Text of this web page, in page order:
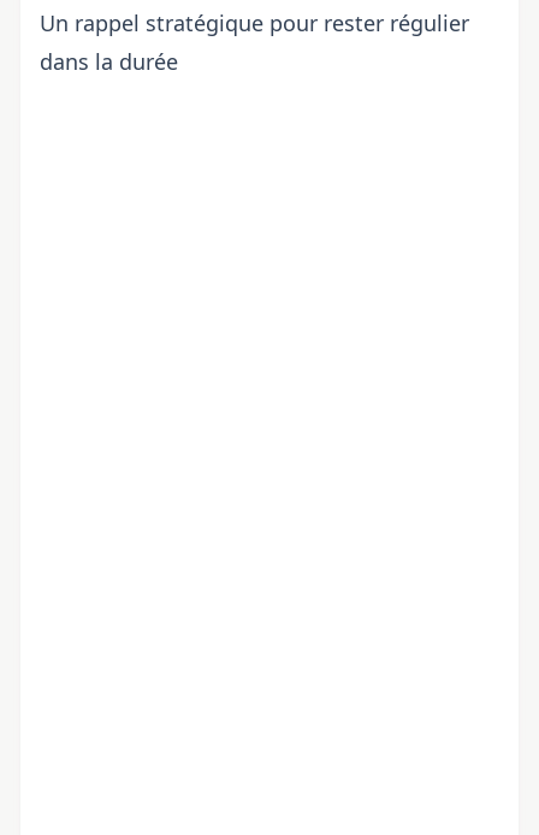
Un rappel stratégique pour rester régulier
dans la durée